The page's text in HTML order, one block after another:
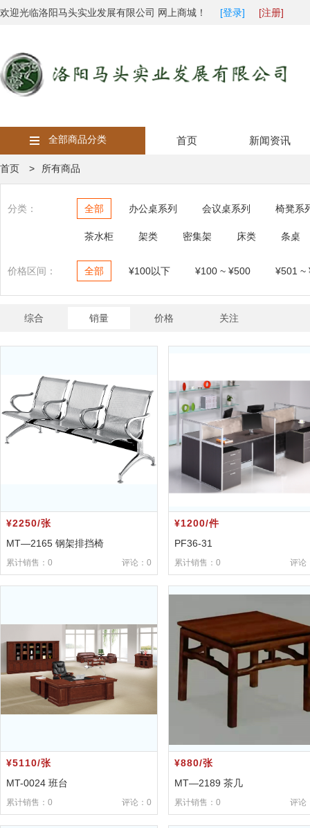
欢迎光临洛阳马头实业发展有限公司 网上商城！ [登录] [注册]
全部商品分类 首页 新闻资讯
首页 > 所有商品
分类： 全部 办公桌系列 会议桌系列 椅凳系
茶水柜 架类 密集架 床类 条桌
价格区间： 全部 ¥100以下 ¥100 ~ ¥500 ¥501 ~
综合 销量 价格 关注
¥2250/张
MT—2165 钢架排挡椅
累计销售：0 评论：0
¥1200/件
PF36-31
累计销售：0 评论
¥5110/张
MT-0024 班台
累计销售：0 评论：0
¥880/张
MT—2189 茶几
累计销售：0 评论